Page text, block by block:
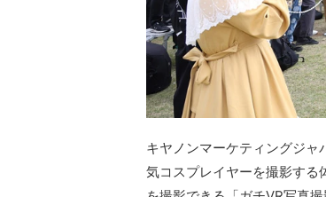
キヤノンマーケティングジャ
気コスプレイヤーを撮影する